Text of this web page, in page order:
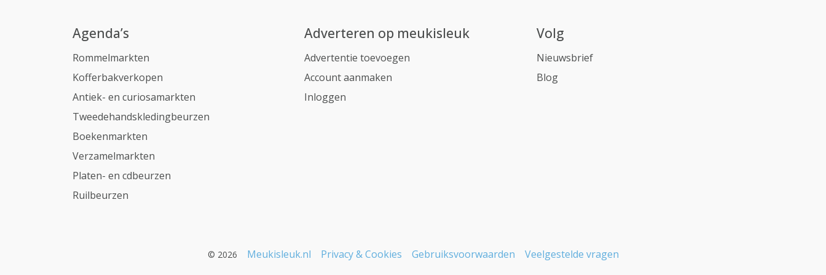
Agenda’s
Rommelmarkten
Kofferbakverkopen
Antiek- en curiosamarkten
Tweedehandskledingbeurzen
Boekenmarkten
Verzamelmarkten
Platen- en cdbeurzen
Ruilbeurzen
Adverteren op meukisleuk
Advertentie toevoegen
Account aanmaken
Inloggen
Volg
Nieuwsbrief
Blog
© 2026 Meukisleuk.nl Privacy & Cookies Gebruiksvoorwaarden Veelgestelde vragen